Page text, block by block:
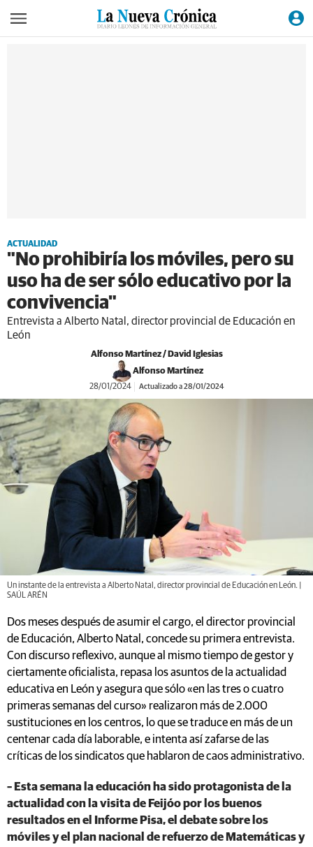
ACTUALIDAD
"No prohibiría los móviles, pero su
uso ha de ser sólo educativo por la
convivencia"
Entrevista a Alberto Natal, director provincial de Educación en
León
Alfonso Martínez / David Iglesias
Alfonso Martínez
28/01/2024 Actualizado a 28/01/2024
Un instante de la entrevista a Alberto Natal, director provincial de Educación en León. |
SAÚL ARÉN
Dos meses después de asumir el cargo, el director provincial
de Educación, Alberto Natal, concede su primera entrevista.
Con discurso reflexivo, aunque al mismo tiempo de gestor y
ciertamente oficialista, repasa los asuntos de la actualidad
educativa en León y asegura que sólo «en las tres o cuatro
primeras semanas del curso» realizaron más de 2.000
sustituciones en los centros, lo que se traduce en más de un
centenar cada día laborable, e intenta así zafarse de las
críticas de los sindicatos que hablaron de caos administrativo.
– Esta semana la educación ha sido protagonista de la
actualidad con la visita de Feijóo por los buenos
resultados en el Informe Pisa, el debate sobre los
móviles y el plan nacional de refuerzo de Matemáticas y